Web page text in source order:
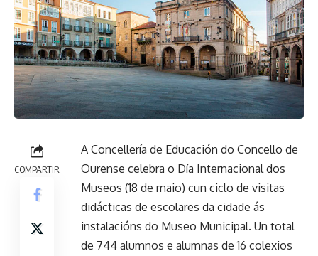
COMPARTIR
A Concellería de Educación do Concello de
Ourense celebra o Día Internacional dos
Museos (18 de maio) cun ciclo de visitas
didácticas de escolares da cidade ás
instalacións do Museo Municipal. Un total
de 744 alumnos e alumnas de 16 colexios